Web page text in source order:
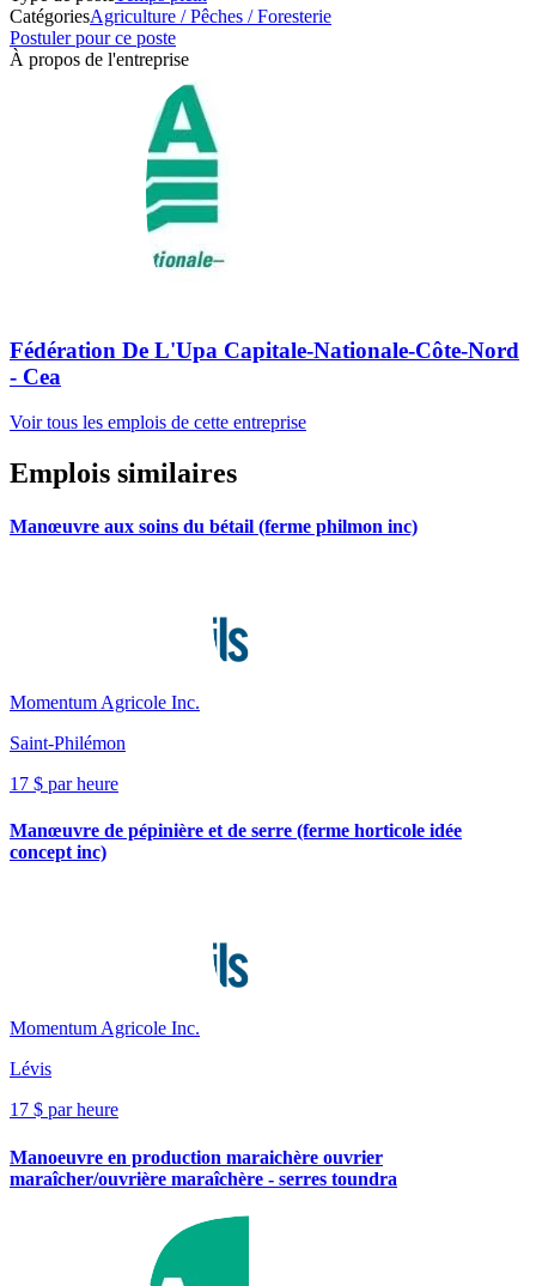
CatégoriesAgriculture / Pêches / Foresterie
Postuler pour ce poste
À propos de l'entreprise
Fédération De L'Upa Capitale-Nationale-Côte-Nord
- Cea
Voir tous les emplois de cette entreprise
Emplois similaires
Manœuvre aux soins du bétail (ferme philmon inc)
Momentum Agricole Inc.
Saint-Philémon
17 $ par heure
Manœuvre de pépinière et de serre (ferme horticole idée
concept inc)
Momentum Agricole Inc.
Lévis
17 $ par heure
Manoeuvre en production maraichère ouvrier
maraîcher/ouvrière maraîchère - serres toundra